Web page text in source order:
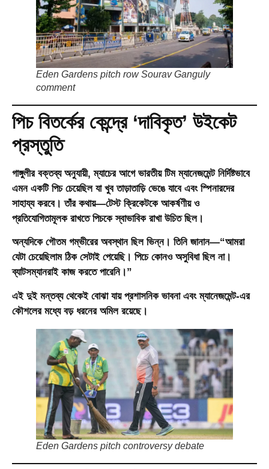
Eden Gardens pitch row Sourav Ganguly
comment
পিচ বিতর্কের কেন্দ্রে ‘দাবিকৃত’ উইকেট
প্রস্তুতি
গাঙ্গুলীর বক্তব্য অনুযায়ী, ম্যাচের আগে ভারতীয় টিম ম্যানেজমেন্ট নির্দিষ্টভাবে
এমন একটি পিচ চেয়েছিল যা খুব তাড়াতাড়ি ভেঙে যাবে এবং স্পিনারদের
সাহায্য করবে। তাঁর কথায়—টেস্ট ক্রিকেটকে আকর্ষণীয় ও
প্রতিযোগিতামূলক রাখতে পিচকে স্বাভাবিক রাখা উচিত ছিল।
অন্যদিকে গৌতম গম্ভীরের অবস্থান ছিল ভিন্ন। তিনি জানান—“আমরা
যেটা চেয়েছিলাম ঠিক সেটাই পেয়েছি। পিচে কোনও অসুবিধা ছিল না।
ব্যাটসম্যানরাই কাজ করতে পারেনি।”
এই দুই মন্তব্য থেকেই বোঝা যায় প্রশাসনিক ভাবনা এবং ম্যানেজমেন্ট-এর
কৌশলের মধ্যে বড় ধরনের অমিল রয়েছে।
Eden Gardens pitch controversy debate